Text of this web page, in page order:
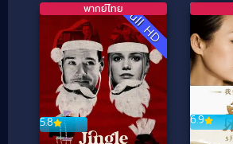
Full HD
5.8
พากย์ไทย
6.9